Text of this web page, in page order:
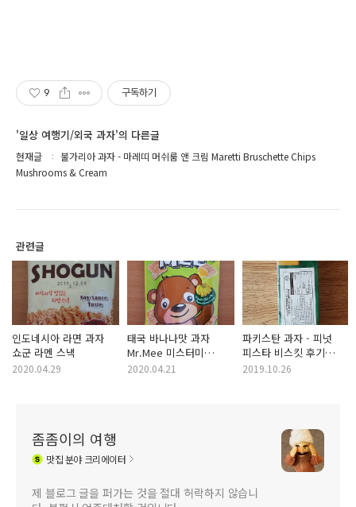
9 구독하기
'일상 여행기/외국 과자'의 다른글
현재글
불가리아 과자 - 마레띠 머쉬룸 앤 크림 Maretti Bruschette Chips
Mushrooms & Cream
관련글
인도네시아 라면 과자
쇼군 라멘 스낵
2020.04.29
태국 바나나맛 과자
Mr.Mee 미스터미
바나나맛
2020.04.21
파키스탄 과자 - 피넛
피스타 비스킷 후기
English Biscuit Peanut
2019.10.26
좀좀이의 여행
맛집분야 크리에이터
제 블로그 글을 퍼가는 것을 절대 허락하지 않습니